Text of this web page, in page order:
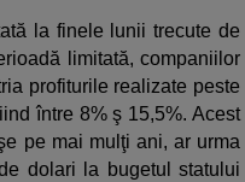
la finele lunii trecute de
limitată, companiilor
profiturile realizate peste
între 8% ş 15,5%. Acest
pe mai mulţi ani, ar urma
dolari la bugetul statului